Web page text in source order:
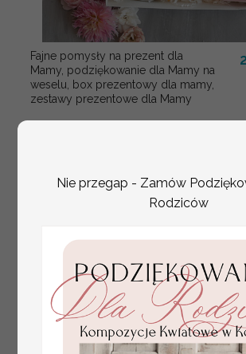
Fajne pomysły na prezent dla
Mamy, podziękowanie dla Mamy na
weselu, box prezentowy dla mamy,
zestawy prezentowe dla Mamy
Nie przegap - Zamów
Rodziców